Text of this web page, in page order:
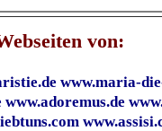
von:
www.maria-
www.adoremus.de